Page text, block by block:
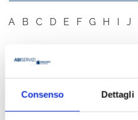
Consenso Dettagli
A B C D E F G H I J